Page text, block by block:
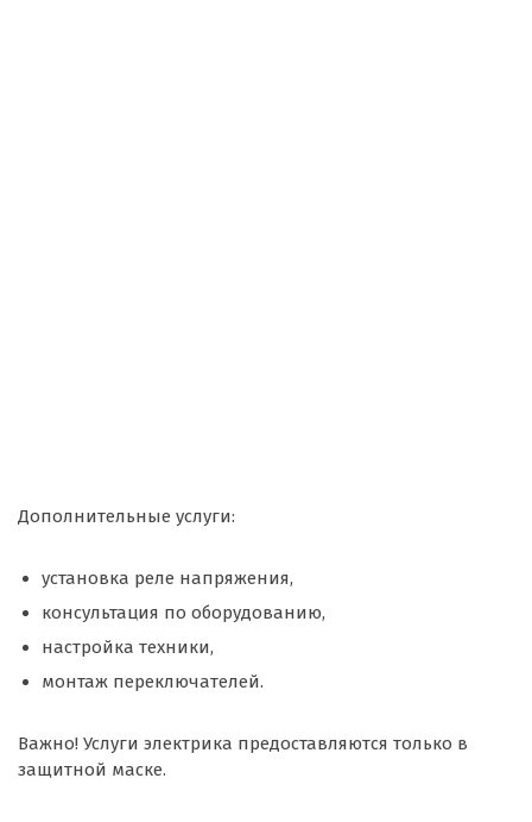
Дополнительные услуги:
установка реле напряжения,
консультация по оборудованию,
настройка техники,
монтаж переключателей.
Важно! Услуги электрика предоставляются только в
защитной маске.